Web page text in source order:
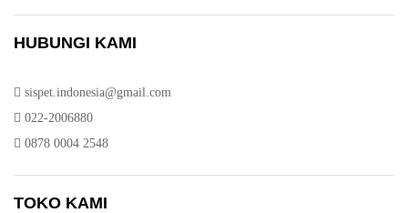
HUBUNGI KAMI
sispet.indonesia@gmail.com
022-2006880
0878 0004 2548
TOKO KAMI